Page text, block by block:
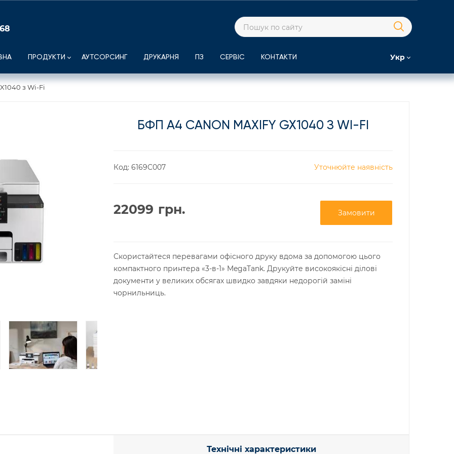
ПРОДУКТИ АУТСОРСИНГ ДРУКАРНЯ ПЗ СЕРВІС КОНТАКТИ Укр
з Wi-Fi
БФП А4 CANON MAXIFY GX1040 З WI-FI
Код: 6169C007 Уточнюйте наявність
22099 грн. Замовити
Скористайтеся перевагами офісного друку вдома за допомогою цього
компактного принтера «3-в-1» MegaTank. Друкуйте високоякісні ділові
документи у великих обсягах швидко завдяки недорогій заміні
чорнильниць.
Технічні характеристики